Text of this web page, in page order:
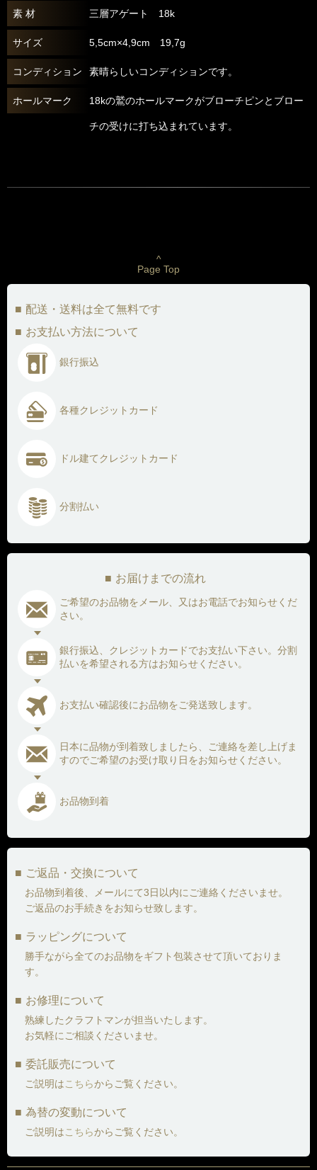
素 材 三層アゲート 18k
サイズ 5,5cm×4,9cm 19,7g
コンディション 素晴らしいコンディションです。
ホールマーク 18kの鷲のホールマークがブローチピンとブロー
チの受けに打ち込まれています。
^
Page Top
配送・送料は全て無料です
お支払い方法について
銀行振込
各種クレジットカード
ドル建てクレジットカード
分割払い
お届けまでの流れ
ご希望のお品物をメール、又はお電話でお知らせくだ
さい。
銀行振込、クレジットカードでお支払い下さい。 分割
払いを希望される方はお知らせください。
お支払い確認後にお品物をご発送致します。
日本に品物が到着致しましたら、ご連絡を差し上げま
すのでご希望のお受け取り日をお知らせください。
お品物到着
ご返品・交換について
お品物到着後、メールにて3日以内にご連絡くださいませ。
ご返品のお手続きをお知らせ致します。
ラッピングについて
勝手ながら全てのお品物をギフト包装させて頂いておりま
す。
お修理について
熟練したクラフトマンが担当いたします。
お気軽にご相談くださいませ。
委託販売について
ご説明は こちらからご覧ください。
為替の変動について
ご説明は こちらからご覧ください。